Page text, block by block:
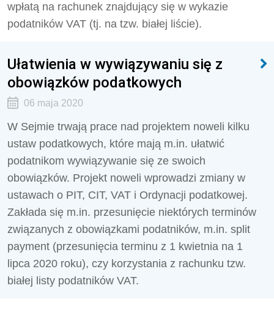
wpłatą na rachunek znajdujący się w wykazie
podatników VAT (tj. na tzw. białej liście).
Ułatwienia w wywiązywaniu się z
obowiązków podatkowych
06 maja 2020
W Sejmie trwają prace nad projektem noweli kilku
ustaw podatkowych, które mają m.in. ułatwić
podatnikom wywiązywanie się ze swoich
obowiązków. Projekt noweli wprowadzi zmiany w
ustawach o PIT, CIT, VAT i Ordynacji podatkowej.
Zakłada się m.in. przesunięcie niektórych terminów
związanych z obowiązkami podatników, m.in. split
payment (przesunięcia terminu z 1 kwietnia na 1
lipca 2020 roku), czy korzystania z rachunku tzw.
białej listy podatników VAT.